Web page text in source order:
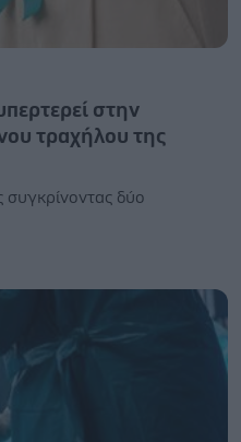
στην
τραχήλου της
συγκρίνοντας δύο